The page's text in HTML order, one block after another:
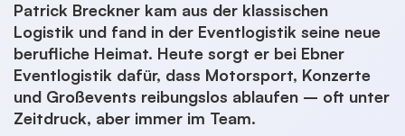
Patrick Breckner kam aus der klassischen
Logistik und fand in der Eventlogistik seine neue
berufliche Heimat. Heute sorgt er bei Ebner
Eventlogistik dafür, dass Motorsport, Konzerte
und Großevents reibungslos ablaufen – oft unter
Zeitdruck, aber immer im Team.